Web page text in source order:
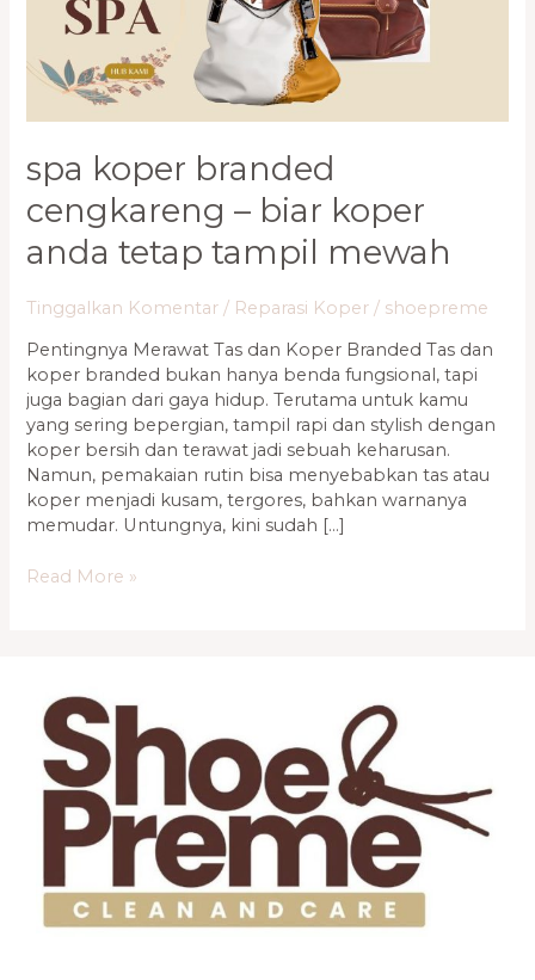
spa koper branded
cengkareng – biar koper
anda tetap tampil mewah
Tinggalkan Komentar / Reparasi Koper / shoepreme
Pentingnya Merawat Tas dan Koper Branded Tas dan
koper branded bukan hanya benda fungsional, tapi
juga bagian dari gaya hidup. Terutama untuk kamu
yang sering bepergian, tampil rapi dan stylish dengan
koper bersih dan terawat jadi sebuah keharusan.
Namun, pemakaian rutin bisa menyebabkan tas atau
koper menjadi kusam, tergores, bahkan warnanya
memudar. Untungnya, kini sudah […]
Koper
Anda
Tetap
Tampil
Read More »